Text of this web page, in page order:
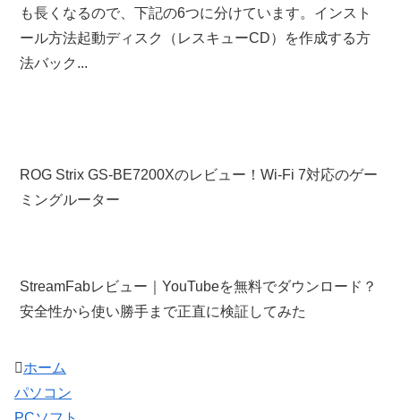
も長くなるので、下記の6つに分けています。インスト
ール方法起動ディスク（レスキューCD）を作成する方
法バック...
ROG Strix GS-BE7200Xのレビュー！Wi-Fi 7対応のゲー
ミングルーター
StreamFabレビュー｜YouTubeを無料でダウンロード？
安全性から使い勝手まで正直に検証してみた
ホーム
パソコン